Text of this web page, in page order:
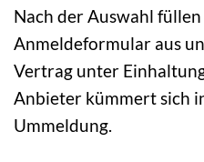
Nach der Auswahl füllen
Anmeldeformular aus
Vertrag unter
Anbieter kümmert sich
Ummeldung.